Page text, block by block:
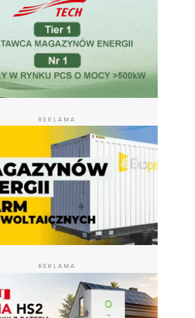
REKLAMA
REKLAMA